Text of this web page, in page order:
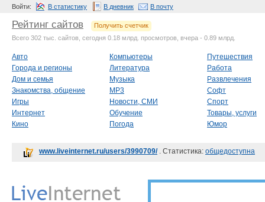
Войти: В статистику В дневник В почту
Рейтинг сайтов
Получить счетчик
Всего 302 тыс. сайтов, сегодня 0.18 млрд. просмотров, вчера - 0.89 млрд.
Авто
Города и регионы
Дом и семья
Знакомства, общение
Игры
Интернет
Кино
Компьютеры
Литература
Музыка
MP3
Новости, СМИ
Обучение
Погода
Путешествия
Работа
Развлечения
Софт
Спорт
Товары, услуги
Юмор
www.liveinternet.ru/users/3990709/. Статистика: общедоступна